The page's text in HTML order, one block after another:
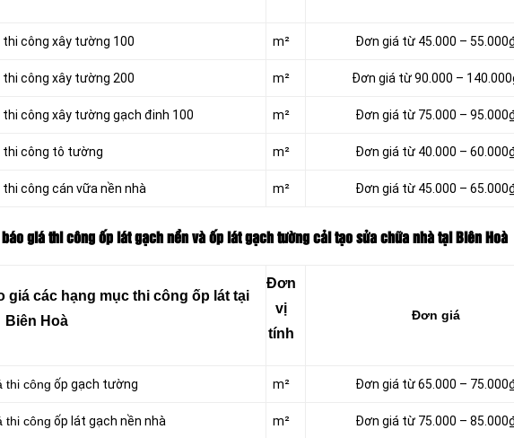
công xây tường 100 m² Đơn giá từ 45.000 –
công xây tường 200 m² Đơn giá từ 90.000 –
công xây tường gạch đinh 100 m² Đơn giá từ 75.000 –
thi công tô tường m² Đơn giá từ 40.000 –
công cán vữa nền nhà m² Đơn giá từ 45.000 –
giá thi công ốp lát gạch nền và ốp lát gạch tường cải tạo sửa chữa nhà tại Biên Hoà
các hạng mục thi công ốp lát tại
Biên Hoà
Đơn
vị
tính
Đơn giá
thi công ốp gạch tường m² Đơn giá từ 65.000 –
thi công ốp lát gạch nền nhà m² Đơn giá từ 75.000 –